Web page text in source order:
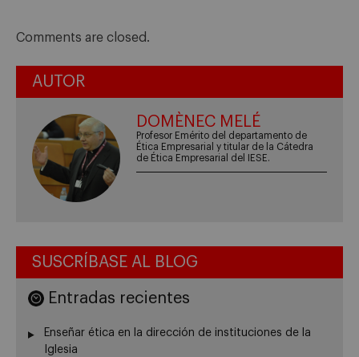
Comments are closed.
AUTOR
DOMÈNEC MELÉ
Profesor Emérito del departamento de
Ética Empresarial y titular de la Cátedra
de Ética Empresarial del IESE.
SUSCRÍBASE AL BLOG
Entradas recientes
Enseñar ética en la dirección de instituciones de la
Iglesia